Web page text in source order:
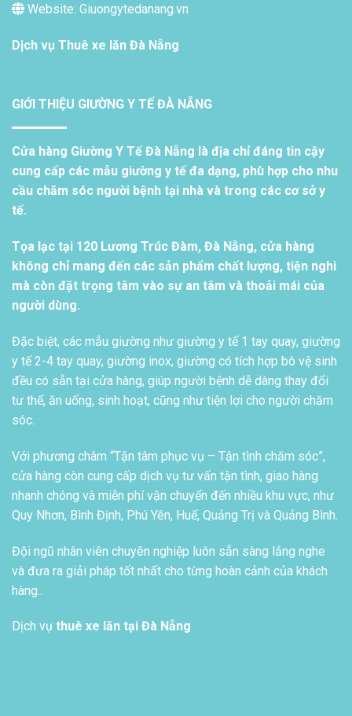
Website: Giuongytedanang.vn
Dịch vụ Thuê xe lăn Đà Nẵng
GIỚI THIỆU GIƯỜNG Y TẾ ĐÀ NẴNG
Cửa hàng Giường Y Tế Đà Nẵng là địa chỉ đáng tin cậy
cung cấp các mẫu giường y tế đa dạng, phù hợp cho nhu
cầu chăm sóc người bệnh tại nhà và trong các cơ sở y
tế.
Tọa lạc tại 120 Lương Trúc Đàm, Đà Nẵng, cửa hàng
không chỉ mang đến các sản phẩm chất lượng, tiện nghi
mà còn đặt trọng tâm vào sự an tâm và thoải mái của
người dùng.
Đặc biệt, các mẫu giường như giường y tế 1 tay quay, giường
y tế 2-4 tay quay, giường inox, giường có tích hợp bô vệ sinh
đều có sẵn tại cửa hàng, giúp người bệnh dễ dàng thay đổi
tư thế, ăn uống, sinh hoạt, cũng như tiện lợi cho người chăm
sóc.
Với phương châm “Tận tâm phục vụ – Tận tình chăm sóc”,
cửa hàng còn cung cấp dịch vụ tư vấn tận tình, giao hàng
nhanh chóng và miễn phí vận chuyển đến nhiều khu vực, như
Quy Nhơn, Bình Định, Phú Yên, Huế, Quảng Trị và Quảng Bình.
Đội ngũ nhân viên chuyên nghiệp luôn sẵn sàng lắng nghe
và đưa ra giải pháp tốt nhất cho từng hoàn cảnh của khách
hàng..
Dịch vụ thuê xe lăn tại Đà Nẵng